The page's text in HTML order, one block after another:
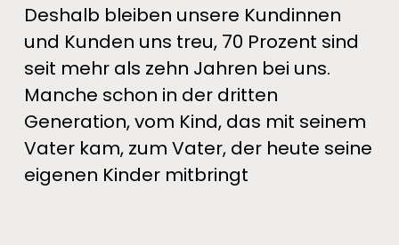
Deshalb bleiben unsere Kundinnen
und Kunden uns treu, 70 Prozent sind
seit mehr als zehn Jahren bei uns.
Manche schon in der dritten
Generation, vom Kind, das mit seinem
Vater kam, zum Vater, der heute seine
eigenen Kinder mitbringt